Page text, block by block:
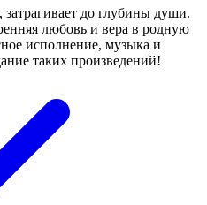
затрагивает до глубины души.
любовь и вера в родную
исполнение, музыка и
таких произведений!